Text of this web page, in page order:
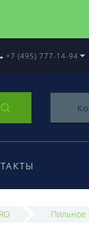
+7 (495) 777-14-94
Пильное